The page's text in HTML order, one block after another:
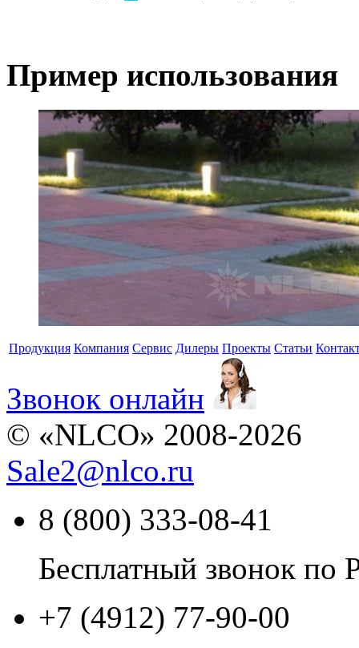
Пример использования
Продукция Компания Сервис Дилеры Проекты Статьи
Звонок онлайн
© «NLCO» 2008-2026
Sale2@nlco.ru
8 (800) 333-08-41
Бесплатный звонок по
+7 (4912) 77-90-00